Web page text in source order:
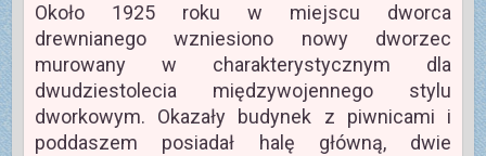
Około 1925 roku w miejscu dworca
drewnianego wzniesiono nowy dworzec
murowany w charakterystycznym dla
dwudziestolecia międzywojennego stylu
dworkowym. Okazały budynek z piwnicami i
poddaszem posiadał halę główną, dwie